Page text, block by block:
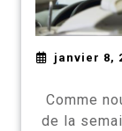
janvier 8,
Comme
de la